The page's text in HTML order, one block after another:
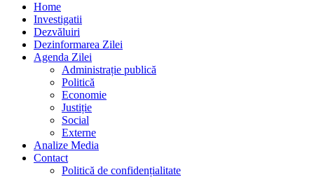
Home
Investigatii
Dezvăluiri
Dezinformarea Zilei
Agenda Zilei
Administrație publică
Politică
Economie
Justiție
Social
Externe
Analize Media
Contact
Politică de confidențialitate